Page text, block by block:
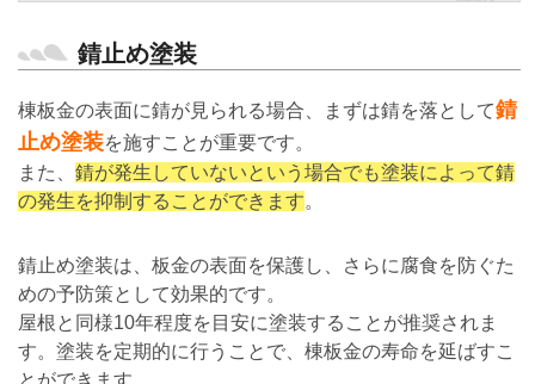
錆止め塗装
棟板金の表面に錆が見られる場合、まずは錆を落として錆
止め塗装を施すことが重要です。
また、 錆が発生していないという場合でも塗装によって錆
の発生を抑制することができます。
錆止め塗装は、板金の表面を保護し、さらに腐食を防ぐた
めの予防策として効果的です。
屋根と同様10年程度を目安に塗装することが推奨されま
す。塗装を定期的に行うことで、棟板金の寿命を延ばすこ
とができます。